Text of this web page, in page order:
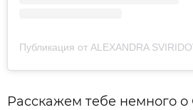
Расскажем тебе немного